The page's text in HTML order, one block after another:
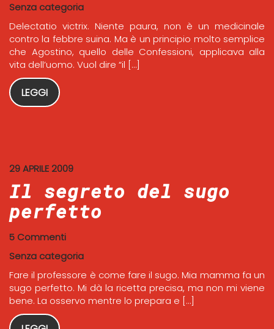
Senza categoria
Delectatio victrix. Niente paura, non è un medicinale
contro la febbre suina. Ma è un principio molto semplice
che Agostino, quello delle Confessioni, applicava alla
vita dell’uomo. Vuol dire “il […]
LEGGI
29 APRILE 2009
Il segreto del sugo
perfetto
5 Commenti
Senza categoria
Fare il professore è come fare il sugo. Mia mamma fa un
sugo perfetto. Mi dà la ricetta precisa, ma non mi viene
bene. La osservo mentre lo prepara e […]